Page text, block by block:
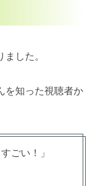
した。
を知った視聴者か
ごい！」